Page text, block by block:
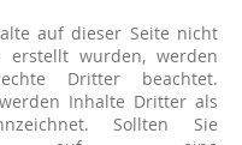
auf dieser Seite nicht
erstellt wurden, werden
Dritter beachtet.
Inhalte Dritter als
Sollten Sie